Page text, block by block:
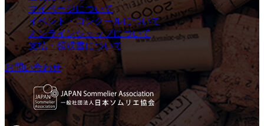
マイページについて
イベント・コンクールについて
オンラインショップについて
支払・領収書について
お問い合わせ